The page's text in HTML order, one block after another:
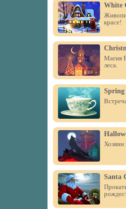
White
красе!
Магия
леса.
Хозяин
Santa